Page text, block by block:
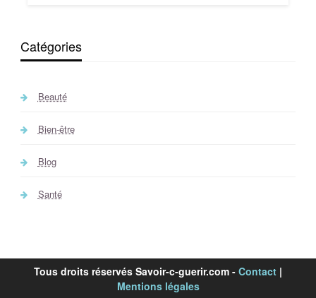
Catégories
Beauté
Bien-être
Blog
Santé
Tous droits réservés Savoir-c-guerir.com - Contact |
Mentions légales